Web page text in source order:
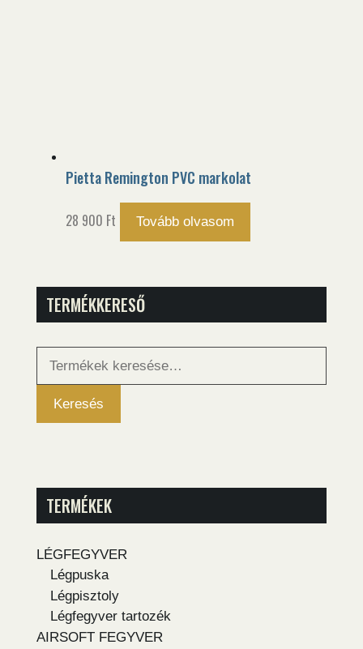
Pietta Remington PVC markolat
28 900 Ft Tovább olvasom
TERMÉKKERESŐ
Keresés
Keresés
TERMÉKEK
LÉGFEGYVER
Légpuska
Légpisztoly
Légfegyver tartozék
AIRSOFT FEGYVER